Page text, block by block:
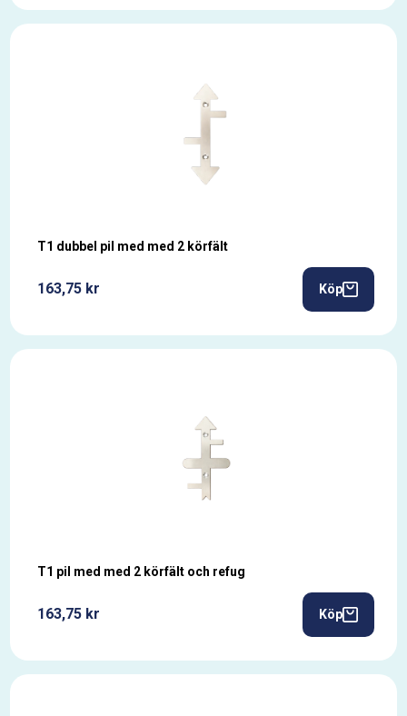
T1 dubbel pil med med 2 körfält
163,75 kr Köp
T1 pil med med 2 körfält och refug
163,75 kr Köp